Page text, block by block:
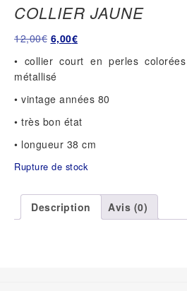
COLLIER JAUNE
12,00€ Le
initial
était :
12,00€.
6,00€Le
actuel
6,00€.
• collier court en perles
métallisé
• vintage années 80
• très bon état
• longueur 38 cm
Rupture de stock
Description Avis (0)